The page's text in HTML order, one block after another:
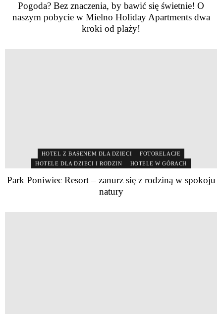
Pogoda? Bez znaczenia, by bawić się świetnie! O
naszym pobycie w Mielno Holiday Apartments dwa
kroki od plaży!
HOTEL Z BASENEM DLA DZIECI
FOTORELACJE
HOTELE DLA DZIECI I RODZIN
HOTELE W GÓRACH
Park Poniwiec Resort – zanurz się z rodziną w spokoju
natury